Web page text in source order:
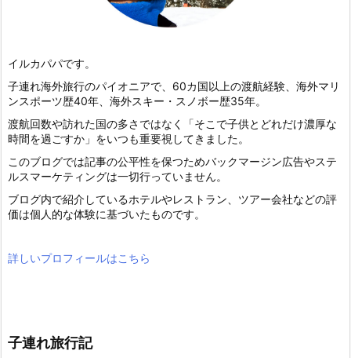
イルカパパです。
子連れ海外旅行のパイオニアで、60カ国以上の渡航経験、海外マリ
ンスポーツ歴40年、海外スキー・スノボー歴35年。
渡航回数や訪れた国の多さではなく「そこで子供とどれだけ濃厚な
時間を過ごすか」をいつも重要視してきました。
このブログでは記事の公平性を保つためバックマージン広告やステ
ルスマーケティングは一切行っていません。
ブログ内で紹介しているホテルやレストラン、ツアー会社などの評
価は個人的な体験に基づいたものです。
詳しいプロフィールはこちら
子連れ旅行記